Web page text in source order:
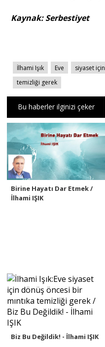
Kaynak: Serbestiyet
İlhami Işık Eve siyaset için
temizliği gerek
Bu haberler ilginizi çeker
Birine Hayatı Dar Etmek /
İlhami IŞIK
Biz Bu Değildik! - İlhami IŞIK